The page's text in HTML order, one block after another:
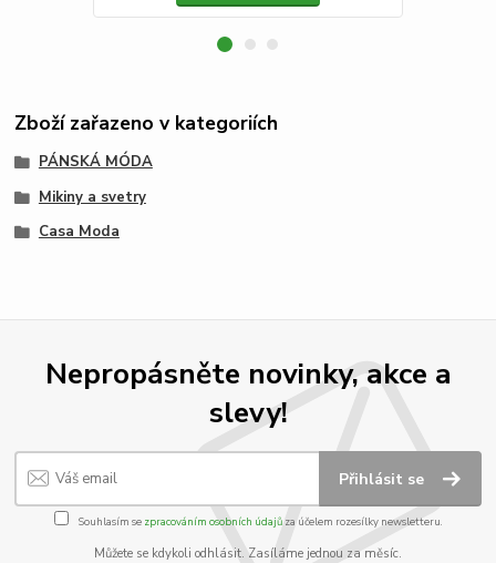
Zboží zařazeno v kategoriích
PÁNSKÁ MÓDA
Mikiny a svetry
Casa Moda
Nepropásněte novinky, akce a
slevy!
Přihlásit se
Souhlasím se zpracováním osobních údajůza účelem rozesílky newsletteru.
Můžete se kdykoli odhlásit. Zasíláme jednou za měsíc.